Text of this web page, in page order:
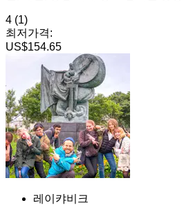
4 (1)
최저가격:
US$154.65
레이캬비크